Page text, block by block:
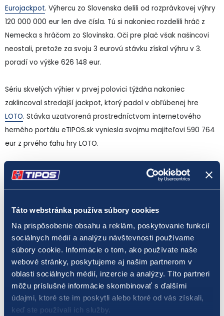
Táto webstránka používa súbory cookies
Na prispôsobenie obsahu a reklám, poskytovanie funkcií
sociálnych médií a analýzu návštevnosti používame
súbory cookie. Informácie o tom, ako používate naše
webové stránky, poskytujeme aj našim partnerom v
oblasti sociálnych médií, inzercie a analýzy. Títo partneri
môžu príslušné informácie skombinovať s ďalšími
údajmi, ktoré ste im poskytli alebo ktoré od vás získali,
keď ste používali ich služby.
Eurojackpot. Výhercu zo Slovenska delili od rozprávkovej výhry
120 000 000 eur len dve čísla. Tú si nakoniec rozdelili hráč z
Nemecka s hráčom zo Slovinska. Oči pre plač však našincovi
neostali, pretože za svoju 3 eurovú stávku získal výhru v 3.
poradí vo výške 626 148 eur.
Sériu skvelých výhier v prvej polovici týždňa nakoniec
zaklincoval stredajší jackpot, ktorý padol v obľúbenej hre
LOTO. Stávka uzatvorená prostredníctvom internetového
herného portálu eTIPOS.sk vyniesla svojmu majiteľovi 590 764
eur z prvého ťahu hry LOTO.
„K výhram, ktoré naši hráči za posledné dni získali, im srdečne
gratulujeme! Našim cieľom je prinášať radosť z výhier, či už v
ktoré využili aj naši výhercovia, sú u nás pestré, v online aj
offline prostredí. V TIPOSe sa neustále snažíme prinášať nielen
atraktívne hry a herné prvky, ale aj zvyšovať bezpečnosť
prostredia, v ktorom naše produkty ponúkame,“uviedlaJana
Pohorelská, hovorkyňa spoločnosti TIPOS.
Šťastie v tomto magickom týždni môžete ešte vyskúšať aj vy